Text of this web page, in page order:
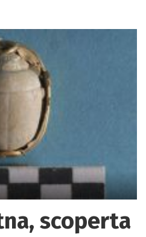
scoperta